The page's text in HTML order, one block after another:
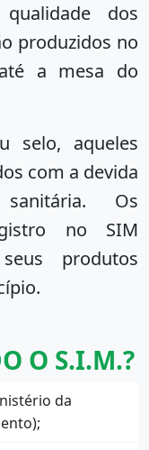
dos
produzidos no
a mesa do
selo, aqueles
com a devida
Os
no SIM
produtos
O S.I.M.?
da